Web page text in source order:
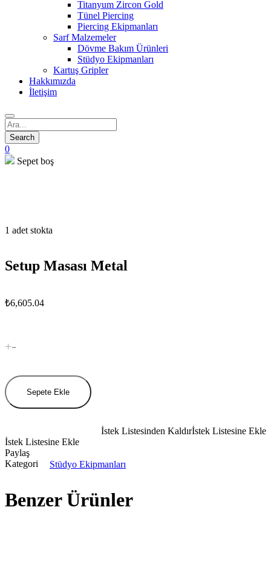
Titanyum Zircon Gold
Tünel Piercing
Piercing Ekipmanları
Sarf Malzemeler
Dövme Bakım Ürünleri
Stüdyo Ekipmanları
Kartuş Gripler
Hakkımızda
İletişim
0
Sepet boş
Setup Masası Metal
₺6,605.04
1 adet stokta
Setup
miktar
Sepete Ekle
İstek Listesine Ekle
İstek Listesinden Kaldır
İstek Listesine Ekle
Paylaş
Kategori
Stüdyo Ekipmanları
Benzer Ürünler